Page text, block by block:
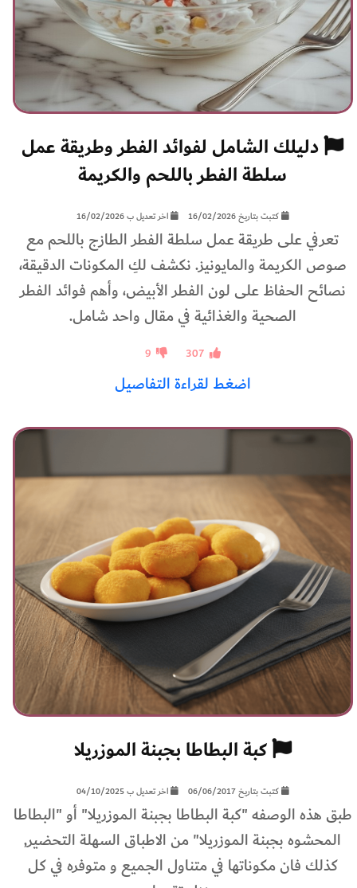
دليلك الشامل لفوائد الفطر وطريقة عمل
سلطة الفطر باللحم والكريمة
كتبت بتاريخ 16/02/2026 اخر تعديل ب 16/02/2026
تعرفي على طريقة عمل سلطة الفطر الطازج باللحم مع
صوص الكريمة والمايونيز. نكشف لكِ المكونات الدقيقة،
نصائح الحفاظ على لون الفطر الأبيض، وأهم فوائد الفطر
الصحية والغذائية في مقال واحد شامل.
307
9
اضغط لقراءة التفاصيل
كبة البطاطا بجبنة الموزريلا
كتبت بتاريخ 06/06/2017 اخر تعديل ب 04/10/2025
طبق هذه الوصفه "كبة البطاطا بجبنة الموزريلا" أو "البطاطا
المحشوه بجبنة الموزريلا" من الاطباق السهلة التحضير,
كذلك فان مكوناتها في متناول الجميع و متوفره في كل